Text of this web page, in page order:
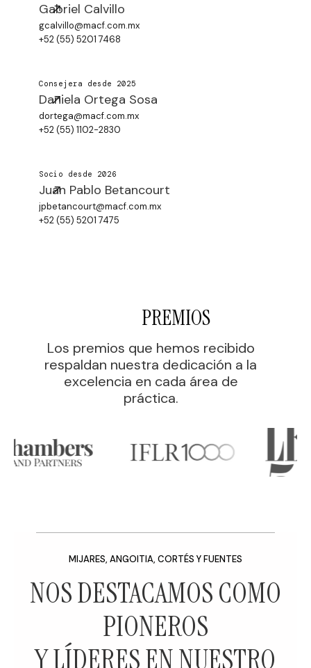
Gabriel Calvillo
gcalvillo@macf.com.mx
+52 (55) 5201 7468
Consejera desde 2025
Daniela Ortega Sosa
dortega@macf.com.mx
+52 (55) 1102-2830
Socio desde 2026
Juan Pablo Betancourt
jpbetancourt@macf.com.mx
+52 (55) 5201 7475
PREMIOS
Los premios que hemos recibido
respaldan nuestra dedicación a la
excelencia en cada área de
práctica.
MIJARES, ANGOITIA, CORTÉS Y FUENTES
NOS DESTACAMOS COMO
PIONEROS
Y LÍDERES EN NUESTRO